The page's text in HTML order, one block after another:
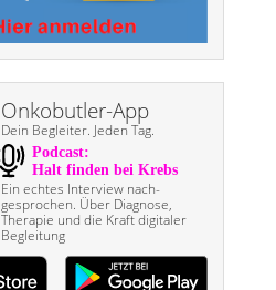
Onkobutler-App
Dein Begleiter. Jeden Tag.
Ein echtes Interview nach­
gesprochen. Über Diagnose,
Therapie und die Kraft digitaler
Begleitung